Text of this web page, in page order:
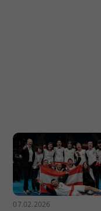
07.02.2026